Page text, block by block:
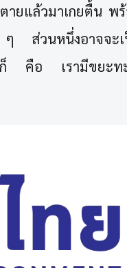
ายแล้วมาเกยตื้น พ
ๆ ส่วนหนึ่งอาจจะ
ก็ คือ เรามีขยะท